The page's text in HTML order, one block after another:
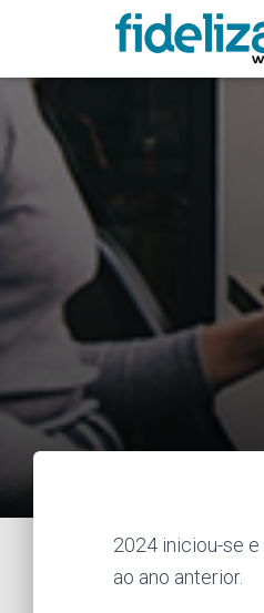
2024 iniciou-se
ao ano anterior.